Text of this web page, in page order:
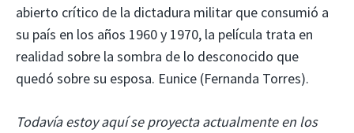
abierto crítico de la dictadura militar que consumió a
su país en los años 1960 y 1970, la película trata en
realidad sobre la sombra de lo desconocido que
quedó sobre su esposa. Eunice (Fernanda Torres).
Todavía estoy aquí se proyecta actualmente en los